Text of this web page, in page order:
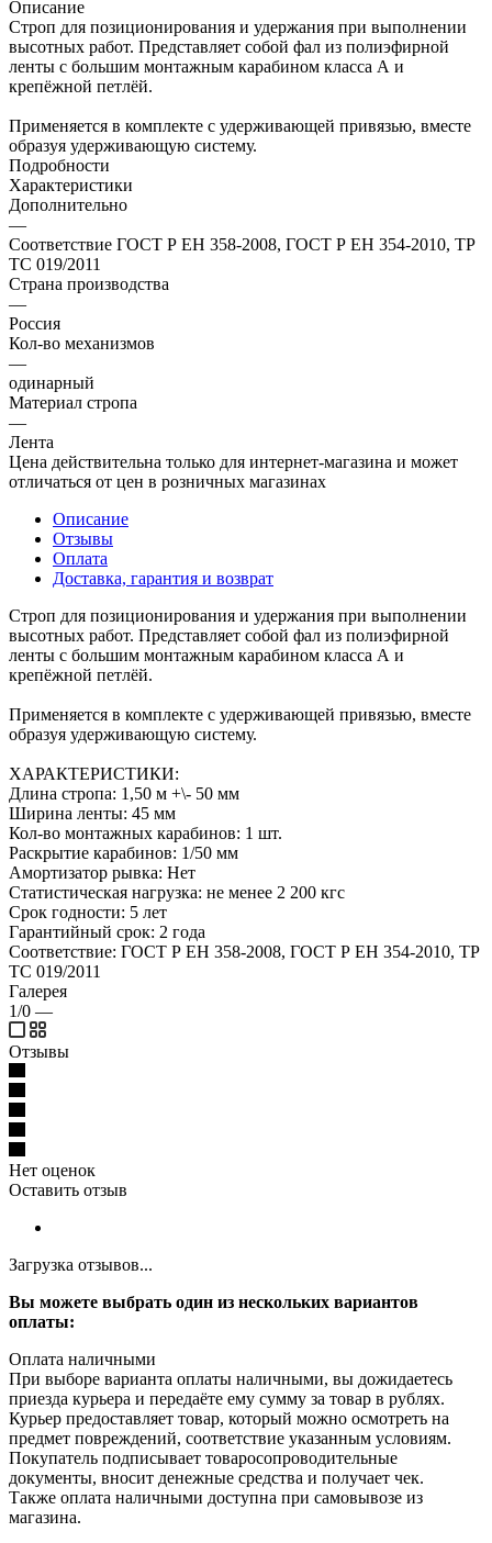
Описание
Строп для позиционирования и удержания при выполнении
высотных работ. Представляет собой фал из полиэфирной
ленты с большим монтажным карабином класса А и
крепёжной петлёй.
Применяется в комплекте с удерживающей привязью, вместе
образуя удерживающую систему.
Подробности
Характеристики
Дополнительно
—
Соответствие ГОСТ Р ЕН 358-2008, ГОСТ Р ЕН 354-2010, ТР
ТС 019/2011
Страна производства
—
Россия
Кол-во механизмов
—
одинарный
Материал стропа
—
Лента
Цена действительна только для интернет-магазина и может
отличаться от цен в розничных магазинах
Описание
Отзывы
Оплата
Доставка, гарантия и возврат
Строп для позиционирования и удержания при выполнении
высотных работ. Представляет собой фал из полиэфирной
ленты с большим монтажным карабином класса А и
крепёжной петлёй.
Применяется в комплекте с удерживающей привязью, вместе
образуя удерживающую систему.
ХАРАКТЕРИСТИКИ:
Длина стропа: 1,50 м +\- 50 мм
Ширина ленты: 45 мм
Кол-во монтажных карабинов: 1 шт.
Раскрытие карабинов: 1/50 мм
Амортизатор рывка: Нет
Статистическая нагрузка: не менее 2 200 кгс
Срок годности: 5 лет
Гарантийный срок: 2 года
Соответствие: ГОСТ Р ЕН 358-2008, ГОСТ Р ЕН 354-2010, ТР
ТС 019/2011
Галерея
1/0 —
Отзывы
Нет оценок
Оставить отзыв
Загрузка отзывов...
Вы можете выбрать один из нескольких вариантов
оплаты:
Оплата наличными
При выборе варианта оплаты наличными, вы дожидаетесь
приезда курьера и передаёте ему сумму за товар в рублях.
Курьер предоставляет товар, который можно осмотреть на
предмет повреждений, соответствие указанным условиям.
Покупатель подписывает товаросопроводительные
документы, вносит денежные средства и получает чек.
Также оплата наличными доступна при самовывозе из
магазина.